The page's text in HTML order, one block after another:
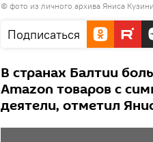
© фото из личного архива Яниса
Подписаться
В странах Балтии
Amazon товаров с
деятели, отметил